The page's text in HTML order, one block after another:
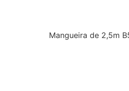
Mangueira de 2,5m